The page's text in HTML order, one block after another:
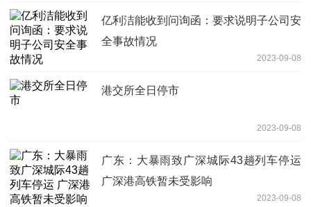
亿利洁能收到问询函：要求说明子公司安
全事故情况
2023-09-08
港交所全日停市
2023-09-08
广东：大暴雨致广深城际43趟列车停运
广深港高铁暂未受影响
2023-09-08